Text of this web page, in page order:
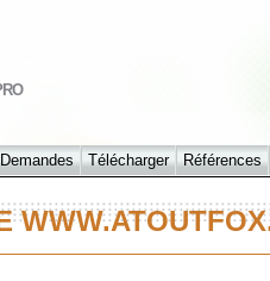
Télécharger Références